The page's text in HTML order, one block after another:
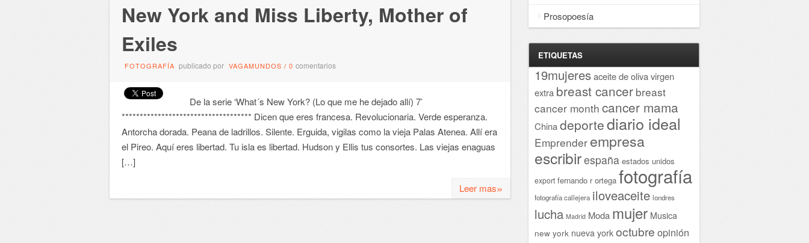
New York and Miss Liberty, Mother of
Exiles
FOTOGRAFÍA publicado por VAGAMUNDOS / 0 comentarios
De la serie ‘What´s New York? (Lo que me he dejado allí) 7’
************************************ Dicen que eres francesa. Revolucionaria. Verde esperanza.
Antorcha dorada. Peana de ladrillos. Silente. Erguida, vigilas como la vieja Palas Atenea. Allí era
el Pireo. Aquí eres libertad. Tu isla es libertad. Hudson y Ellis tus consortes. Las viejas enaguas
[…]
Leer mas»
Prosopoesía
ETIQUETAS
19mujeresaceite de oliva virgen
extra breast cancer breast
cancer month cancer mama
Chinadeportediario ideal
Emprender empresa
escribirespaña estados unidos
export fernando r ortega fotografía
fotografía callejera iloveaceite londres
lucha Madrid Moda mujer Musica
new york nueva york octubre opinión